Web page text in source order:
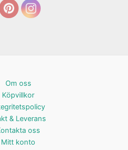
Om oss
Köpvillkor
& Leverans
oss
Mitt konto